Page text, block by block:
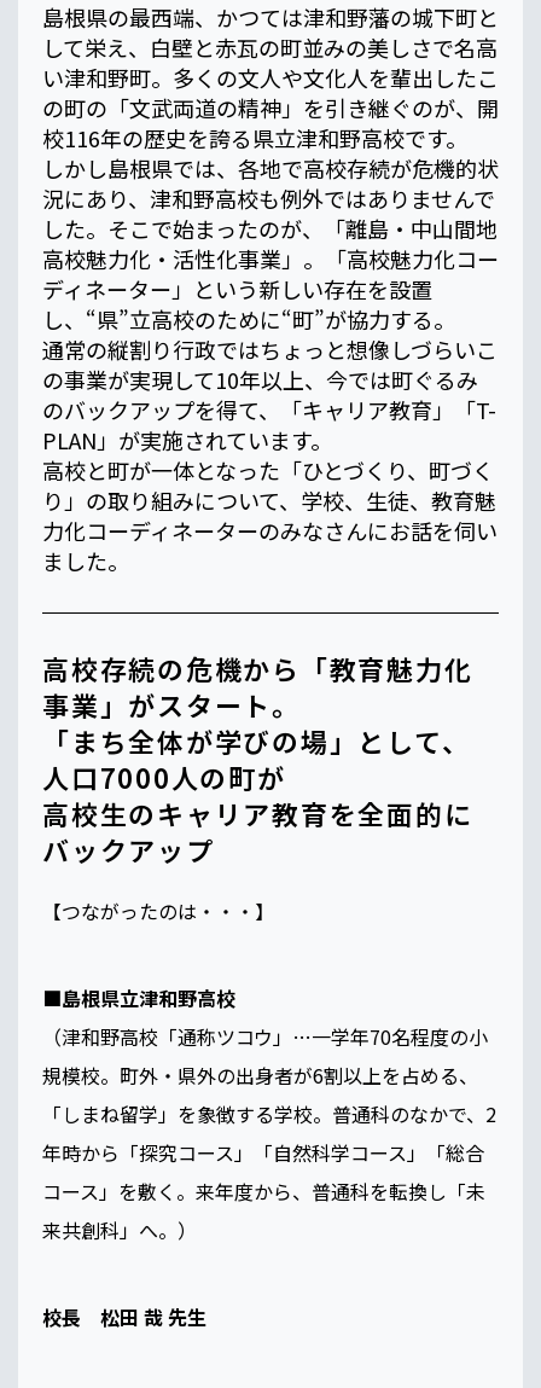
島根県の最西端、かつては津和野藩の城下町と
して栄え、白壁と赤瓦の町並みの美しさで名高
い津和野町。多くの文人や文化人を輩出したこ
の町の「文武両道の精神」を引き継ぐのが、開
校116年の歴史を誇る県立津和野高校です。
しかし島根県では、各地で高校存続が危機的状
況にあり、津和野高校も例外ではありませんで
した。そこで始まったのが、「離島・中山間地
高校魅力化・活性化事業」。「高校魅力化コー
ディネーター」という新しい存在を設置
し、“県”立高校のために“町”が協力する――。
通常の縦割り行政ではちょっと想像しづらいこ
の事業が実現して10年以上、今では町ぐるみ
のバックアップを得て、「キャリア教育」「T-
PLAN」が実施されています。
高校と町が一体となった「ひとづくり、町づく
り」の取り組みについて、学校、生徒、教育魅
力化コーディネーターのみなさんにお話を伺い
ました。
高校存続の危機から「教育魅力化
事業」がスタート。
「まち全体が学びの場」として、
人口7000人の町が
高校生のキャリア教育を全面的に
バックアップ
【つながったのは・・・】
■島根県立津和野高校
（津和野高校「通称ツコウ」…一学年70名程度の小
規模校。町外・県外の出身者が6割以上を占める、
「しまね留学」を象徴する学校。普通科のなかで、2
年時から「探究コース」「自然科学コース」「総合
コース」を敷く。来年度から、普通科を転換し「未
来共創科」へ。）
校長 松田 哉 先生